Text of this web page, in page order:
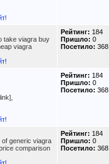
take viagra buy
viagra
Рейтинг: 184
Пришло: 0
Посетило: 368
Рейтинг: 184
Пришло: 0
Посетило: 368
generic viagra
comparison
Рейтинг: 184
Пришло: 0
Посетило: 368